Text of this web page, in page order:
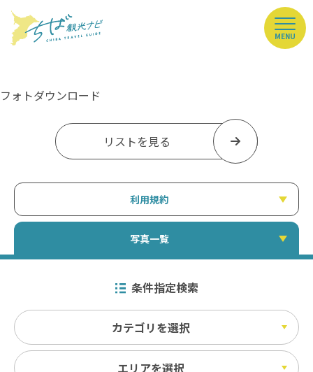
MENU
フォトダウンロード
リストを見る
利用規約
写真一覧
条件指定検索
カテゴリを選択
エリアを選択